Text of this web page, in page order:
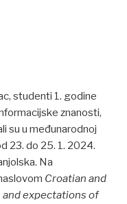
studenti 1. godine
znanosti,
su u međunarodnoj
23. do 25. 1. 2024.
Na
Croatian and
expectations of